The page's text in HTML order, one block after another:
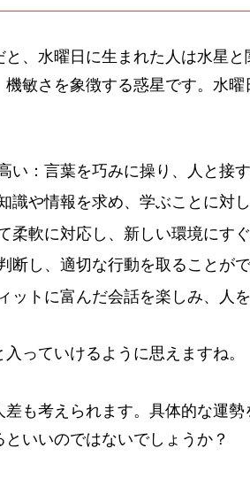
、水曜日に生まれた人は水星
敏さを象徴する惑星です。水
い：言葉を巧みに操り、人と接
識や情報を求め、学ぶことに対
柔軟に対応し、新しい環境にす
断し、適切な行動を取ることが
ットに富んだ会話を楽しみ、人
っていけるように思えますね。
も考えられます。具体的な運
いいのではないでしょうか？